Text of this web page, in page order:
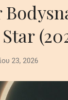
23, 2026